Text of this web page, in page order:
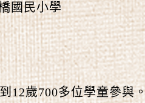
國民小學
12歲700多位學童參與